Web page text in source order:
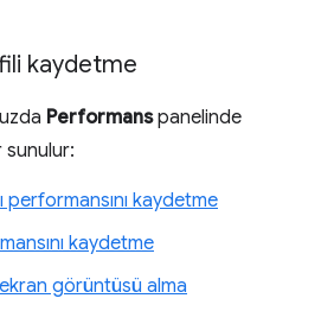
kaydetme
Performanspanelinde
sunulur:
performansını kaydetme
kaydetme
ekran görüntüsü alma